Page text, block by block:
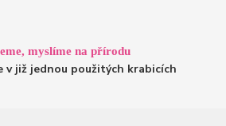
myslíme na přírodu
v již jednou použitých krabicích